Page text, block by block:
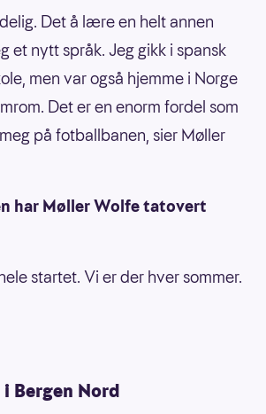
Det å lære en helt annen
et nytt språk. Jeg gikk i spansk
men var også hjemme i Norge
Det er en enorm fordel som
på fotballbanen, sier Møller
har Møller Wolfe tatovert
startet. Vi er der hver sommer.
Bergen Nord